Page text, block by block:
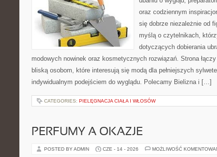
oraz codziennym
się dobrze niezależnie od
myślą o czytelnikach,
dotyczących dobierania
modowych nowinek oraz kosmetycznych rozwiązań. Strona
bliską osobom, które interesują się modą dla pełniejszych
indywidualnym podejściem do wyglądu. Polecamy Bielizna i […]
CATEGORIES: PIELĘGNACJA CIAŁA I WŁOSÓW
PERFUMY A OKAZJE
POSTED BY ADMIN CZE - 14 - 2026 MOŻLIWOŚĆ